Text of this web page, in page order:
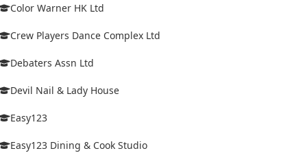
Color Warner HK Ltd
Crew Players Dance Complex Ltd
Debaters Assn Ltd
Devil Nail & Lady House
Easy123
Easy123 Dining & Cook Studio